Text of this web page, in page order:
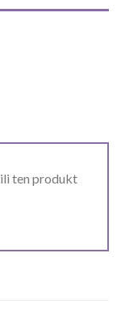
ten produkt